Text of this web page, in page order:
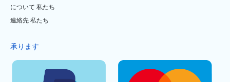
について 私たち
連絡先 私たち
承ります